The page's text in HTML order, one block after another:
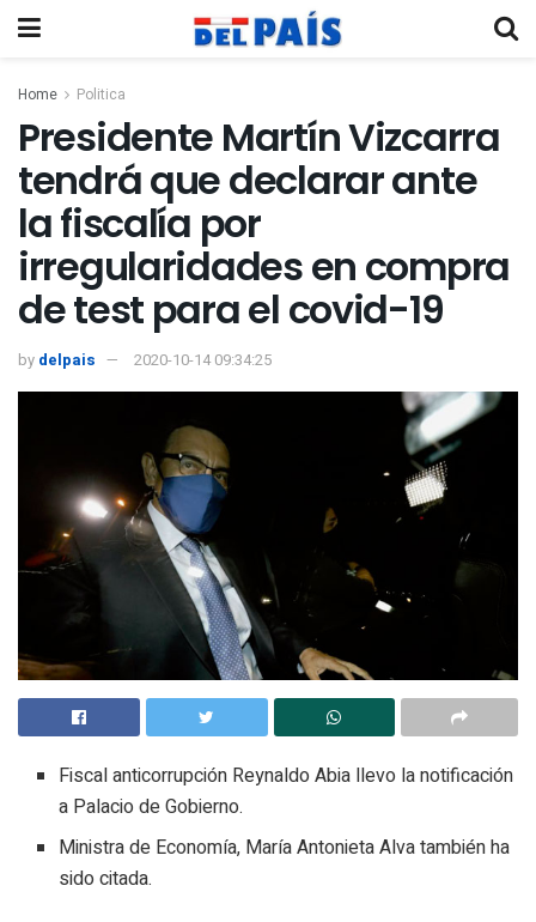
Home Politica
Presidente Martín Vizcarra
tendrá que declarar ante
la fiscalía por
irregularidades en compra
de test para el covid-19
by delpais 2020-10-14 09:34:25
Fiscal anticorrupción Reynaldo Abia llevo la notificación
a Palacio de Gobierno.
Ministra de Economía, María Antonieta Alva también ha
sido citada.